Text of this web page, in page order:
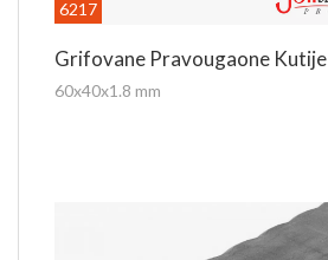
6217
Grifovane Pravougaone Kutije
60x40x1.8 mm